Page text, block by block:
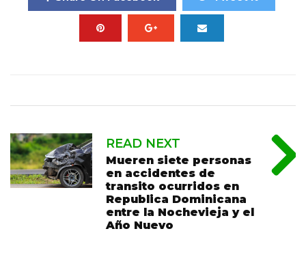
READ NEXT
Mueren siete personas
en accidentes de
transito ocurridos en
Republica Dominicana
entre la Nochevieja y el
Año Nuevo